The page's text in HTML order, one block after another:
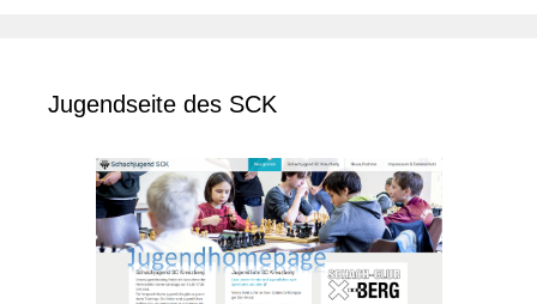
Jugendseite des SCK